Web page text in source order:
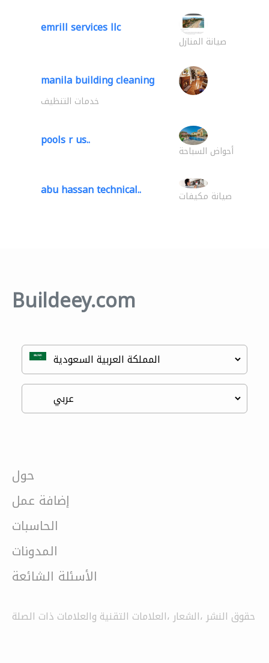
emrill services llc
صيانة المنازل
manila building cleaning
خدمات التنظيف
pools r us..
أحواض السباحة
abu hassan technical.. صيانة مكيفات
Buildeey.com
حول
إضافة عمل
الحاسبات
المدونات
الأسئلة الشائعة
حقوق النشر ،الشعار ،العلامات التقنية والعلامات ذات الصلة